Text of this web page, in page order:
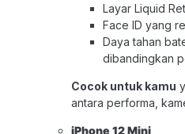
Layar Liquid
Face ID yang
Daya tahan
dibandingkan
Cocok untuk kamu
antara performa,
iPhone 12 Mini